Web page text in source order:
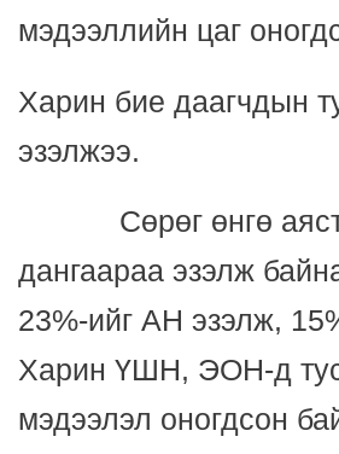
мэдээллийн цаг
Харин бие даагчдын
эзэлжээ.
Сөрөг өнгө
дангаараа эзэлж
23%-ийг АН эзэлж,
Харин ҮШН, ЭОН-д тус
мэдээлэл оногдсон